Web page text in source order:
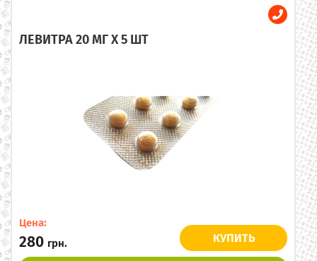
ЛЕВИТРА 20 МГ X 5 ШТ
Цена:
280 грн. КУПИТЬ